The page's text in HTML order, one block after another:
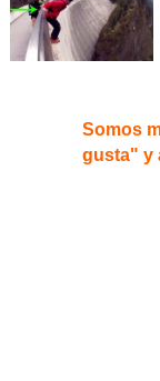
Somos
gusta" y